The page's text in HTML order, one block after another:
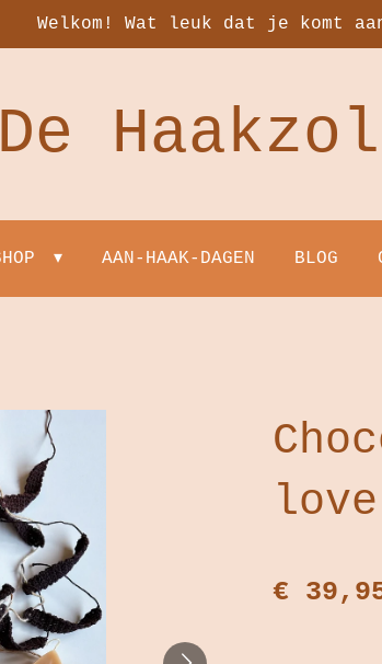
Welkom! Wat leuk dat je komt
De
AAN-HAAK-DAGEN BLOG
€